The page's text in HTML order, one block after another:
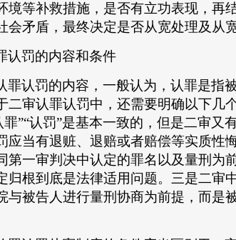
境等补救措施，是否有立功表现，再
会矛盾，最终决定是否从宽处理及从
认罚的内容和条件
罪认罚的内容，一般认为，认罪是指
二审认罪认罚中，还需要明确以下几
罪”“认罚”是基本一致的，但是二审
应当有退赃、退赔或者赔偿等实质性
第一审判决中认定的罪名以及量刑为
归根到底是法律适用问题。三是二审
与被告人进行量刑协商为前提，而是